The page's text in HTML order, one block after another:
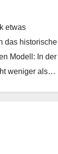
etwas
das historische
Modell: In der
weniger als…